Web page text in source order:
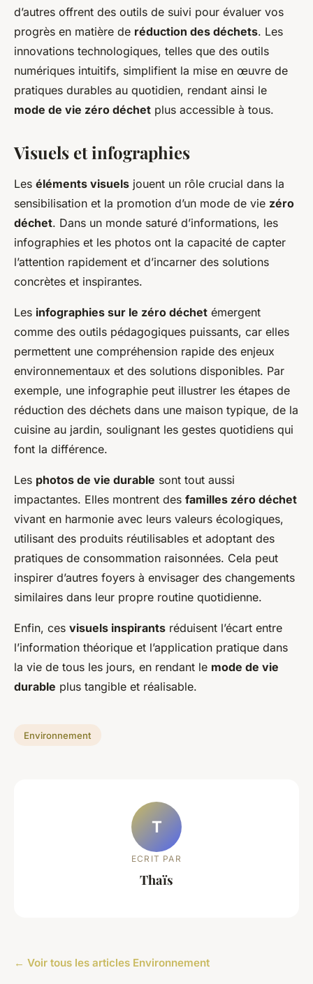
d’autres offrent des outils de suivi pour évaluer vos
progrès en matière de réduction des déchets. Les
innovations technologiques, telles que des outils
numériques intuitifs, simplifient la mise en œuvre de
pratiques durables au quotidien, rendant ainsi le
mode de vie zéro déchet plus accessible à tous.
Visuels et infographies
Les éléments visuels jouent un rôle crucial dans la
sensibilisation et la promotion d’un mode de vie zéro
déchet. Dans un monde saturé d’informations, les
infographies et les photos ont la capacité de capter
l’attention rapidement et d’incarner des solutions
concrètes et inspirantes.
Les infographies sur le zéro déchet émergent
comme des outils pédagogiques puissants, car elles
permettent une compréhension rapide des enjeux
environnementaux et des solutions disponibles. Par
exemple, une infographie peut illustrer les étapes de
réduction des déchets dans une maison typique, de la
cuisine au jardin, soulignant les gestes quotidiens qui
font la différence.
Les photos de vie durable sont tout aussi
impactantes. Elles montrent des familles zéro déchet
vivant en harmonie avec leurs valeurs écologiques,
utilisant des produits réutilisables et adoptant des
pratiques de consommation raisonnées. Cela peut
inspirer d’autres foyers à envisager des changements
similaires dans leur propre routine quotidienne.
Enfin, ces visuels inspirants réduisent l’écart entre
l’information théorique et l’application pratique dans
la vie de tous les jours, en rendant le mode de vie
durable plus tangible et réalisable.
Environnement
T
ECRIT PAR
Thaïs
← Voir tous les articles Environnement